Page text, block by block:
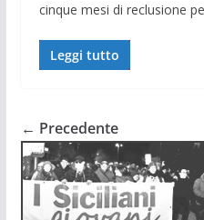
cinque mesi di reclusione
Leggi tutto
← Precedente